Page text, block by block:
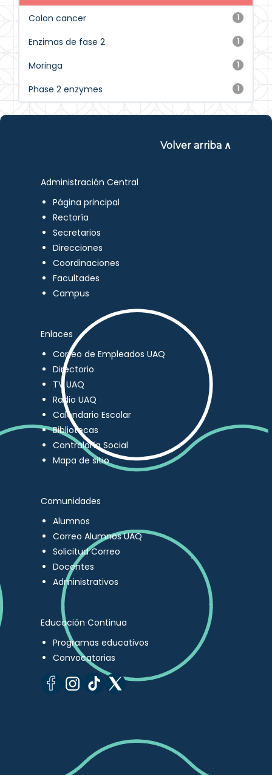
1
Colon cancer
1
Enzimas de fase 2
1
Moringa
1
Phase 2 enzymes
Volver arriba ∧
Administración Central
Página principal
Rectoría
Secretarios
Direcciones
Coordinaciones
Facultades
Campus
Enlaces
Correo de Empleados UAQ
Directorio
TV UAQ
Radio UAQ
Calendario Escolar
Bibliotecas
Contraloría Social
Mapa de sitio
Comunidades
Alumnos
Correo Alumnos UAQ
Solicitud Correo
Docentes
Administrativos
Educación Continua
Programas educativos
Convocatorias